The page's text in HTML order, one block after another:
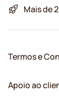
Mais de
Termos e
Apoio ao